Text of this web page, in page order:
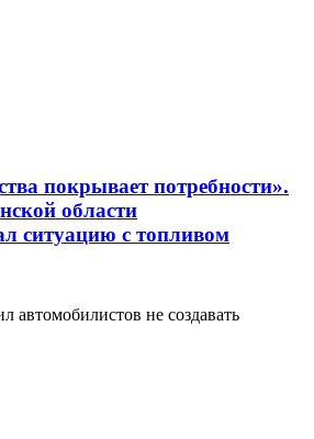
покрывает потребности».
области
ситуацию с топливом
автомобилистов не создавать